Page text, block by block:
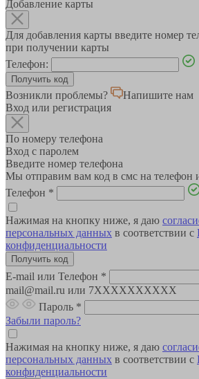
Добавление карты
Для добавления карты введите номер
при получении карты
Телефон:
Возникли проблемы?
Напишите нам
Вход или регистрация
По номеру телефона
Вход с паролем
Введите номер телефона
Мы отправим вам код в смс на телефон
Телефон *
Нажимая на кнопку ниже, я даю
персональных данных в соответствии с
конфиденциальности
E-mail или Телефон *
mail@mail.ru или 7XXXXXXXXXX
Пароль *
Забыли пароль?
Нажимая на кнопку ниже, я даю
персональных данных в соответствии с
конфиденциальности